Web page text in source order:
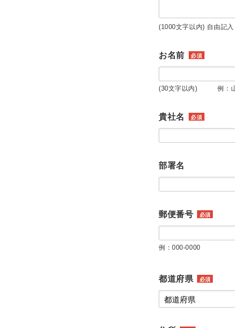
(1000文字以内) 自由記入
お名前 必須
(30文字以内) 例：山
貴社名 必須
部署名
郵便番号 必須
例：000-0000
都道府県 必須